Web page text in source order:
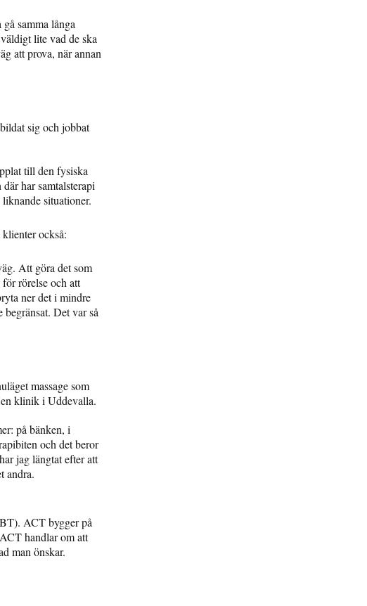
samma långa
lite vad de ska
att prova, när annan
sig och jobbat
till den fysiska
har samtalsterapi
situationer.
också:
Att göra det som
rörelse och att
ner det i mindre
Det var så
massage som
klinik i Uddevalla.
på bänken, i
och det beror
jag längtat efter att
andra.
ACT bygger på
handlar om att
man önskar.